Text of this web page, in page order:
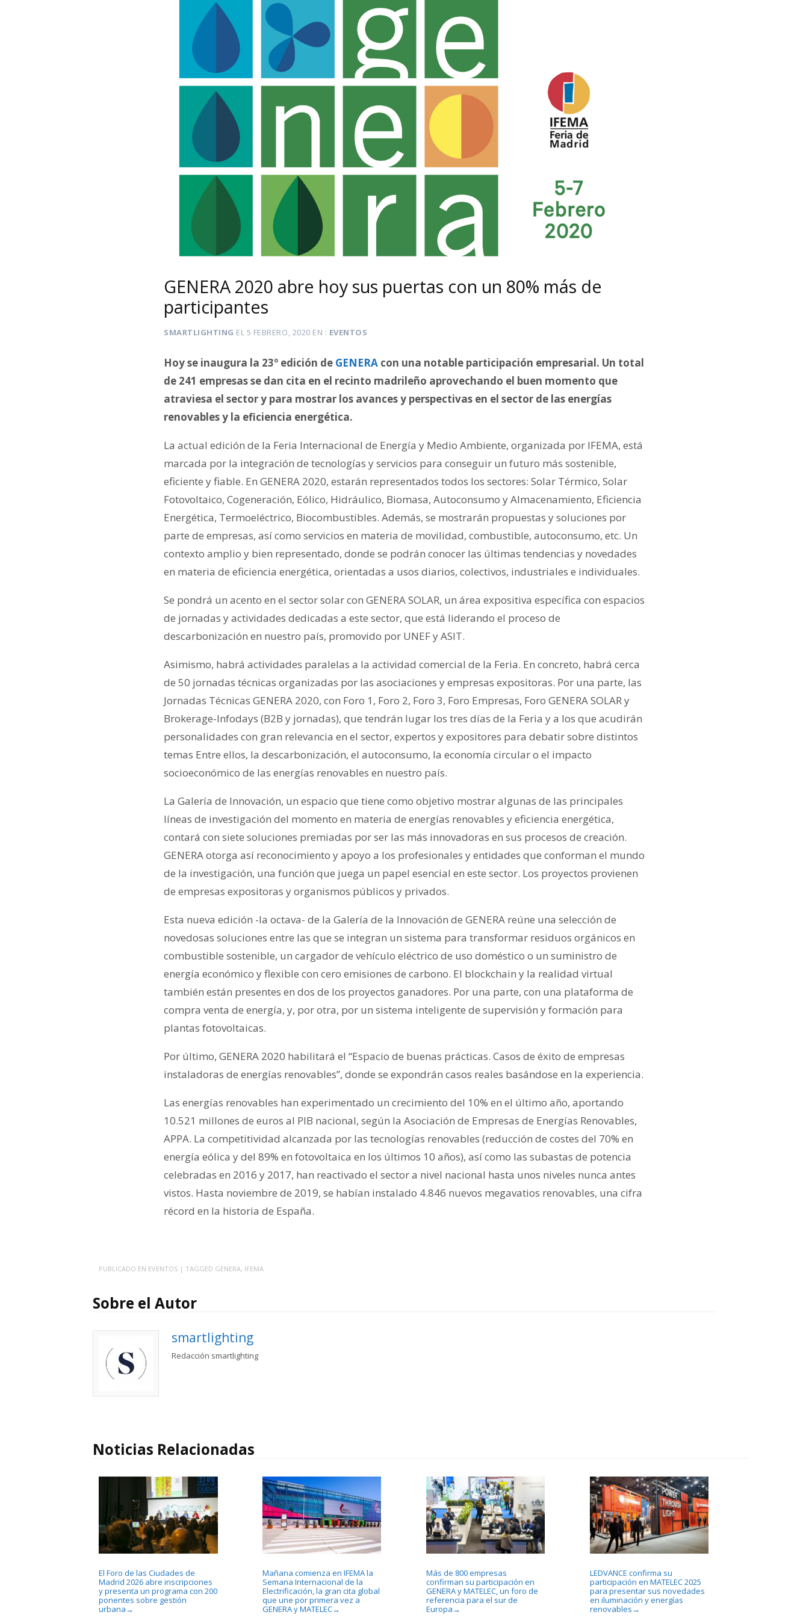
GENERA 2020 abre hoy sus puertas con un 80% más de
participantes
SMARTLIGHTING EL 5 FEBRERO, 2020 EN EVENTOS
Hoy se inaugura la 23º edición de GENERA con una notable participación empresarial. Un total
de 241 empresas se dan cita en el recinto madrileño aprovechando el buen momento que
atraviesa el sector y para mostrar los avances y perspectivas en el sector de las energías
renovables y la eficiencia energética.
La actual edición de la Feria Internacional de Energía y Medio Ambiente, organizada por IFEMA, está
marcada por la integración de tecnologías y servicios para conseguir un futuro más sostenible,
eficiente y fiable. En GENERA 2020, estarán representados todos los sectores: Solar Térmico, Solar
Fotovoltaico, Cogeneración, Eólico, Hidráulico, Biomasa, Autoconsumo y Almacenamiento, Eficiencia
Energética, Termoeléctrico, Biocombustibles. Además, se mostrarán propuestas y soluciones por
parte de empresas, así como servicios en materia de movilidad, combustible, autoconsumo, etc. Un
contexto amplio y bien representado, donde se podrán conocer las últimas tendencias y novedades
en materia de eficiencia energética, orientadas a usos diarios, colectivos, industriales e individuales.
Se pondrá un acento en el sector solar con GENERA SOLAR, un área expositiva específica con espacios
de jornadas y actividades dedicadas a este sector, que está liderando el proceso de
descarbonización en nuestro país, promovido por UNEF y ASIT.
Asimismo, habrá actividades paralelas a la actividad comercial de la Feria. En concreto, habrá cerca
de 50 jornadas técnicas organizadas por las asociaciones y empresas expositoras. Por una parte, las
Jornadas Técnicas GENERA 2020, con Foro 1, Foro 2, Foro 3, Foro Empresas, Foro GENERA SOLAR y
Brokerage-Infodays (B2B y jornadas), que tendrán lugar los tres días de la Feria y a los que acudirán
personalidades con gran relevancia en el sector, expertos y expositores para debatir sobre distintos
temas Entre ellos, la descarbonización, el autoconsumo, la economía circular o el impacto
socioeconómico de las energías renovables en nuestro país.
La Galería de Innovación, un espacio que tiene como objetivo mostrar algunas de las principales
líneas de investigación del momento en materia de energías renovables y eficiencia energética,
contará con siete soluciones premiadas por ser las más innovadoras en sus procesos de creación.
GENERA otorga así reconocimiento y apoyo a los profesionales y entidades que conforman el mundo
de la investigación, una función que juega un papel esencial en este sector. Los proyectos provienen
de empresas expositoras y organismos públicos y privados.
Esta nueva edición -la octava- de la Galería de la Innovación de GENERA reúne una selección de
novedosas soluciones entre las que se integran un sistema para transformar residuos orgánicos en
combustible sostenible, un cargador de vehículo eléctrico de uso doméstico o un suministro de
energía económico y flexible con cero emisiones de carbono. El blockchain y la realidad virtual
también están presentes en dos de los proyectos ganadores. Por una parte, con una plataforma de
compra venta de energía, y, por otra, por un sistema inteligente de supervisión y formación para
plantas fotovoltaicas.
Por último, GENERA 2020 habilitará el “Espacio de buenas prácticas. Casos de éxito de empresas
instaladoras de energías renovables”, donde se expondrán casos reales basándose en la experiencia.
Las energías renovables han experimentado un crecimiento del 10% en el último año, aportando
10.521 millones de euros al PIB nacional, según la Asociación de Empresas de Energías Renovables,
APPA. La competitividad alcanzada por las tecnologías renovables (reducción de costes del 70% en
energía eólica y del 89% en fotovoltaica en los últimos 10 años), así como las subastas de potencia
celebradas en 2016 y 2017, han reactivado el sector a nivel nacional hasta unos niveles nunca antes
vistos. Hasta noviembre de 2019, se habían instalado 4.846 nuevos megavatios renovables, una cifra
récord en la historia de España.
PUBLICADO EN EVENTOS | TAGGED GENERA, IFEMA
Sobre el Autor
smartlighting
Redacción smartlighting
Noticias Relacionadas
El Foro de las Ciudades de
Madrid 2026 abre inscripciones
y presenta un programa con 200
ponentes sobre gestión
urbana →
Mañana comienza en IFEMA la
Semana Internacional de la
Electrificación, la gran cita global
que une por primera vez a
GENERA y MATELEC→
Más de 800 empresas
confirman su participación en
GENERA y MATELEC, un foro de
referencia para el sur de
Europa →
LEDVANCE confirma su
participación en MATELEC 2025
para presentar sus novedades
en iluminación y energías
renovables →